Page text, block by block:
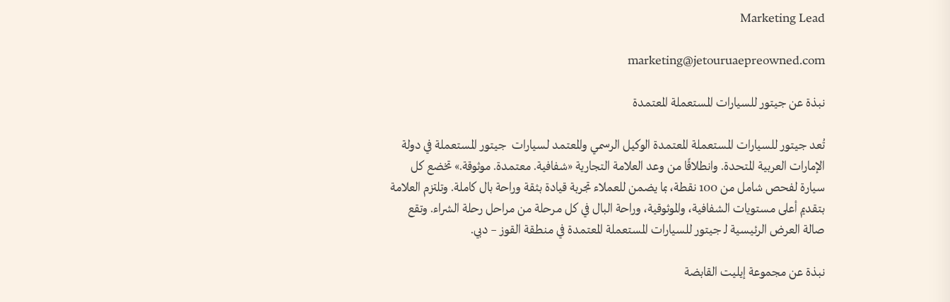
Marketing Lead
marketing@jetouruaepreowned.com
نبذة عن جيتور للسيارات المستعملة المعتمدة
تُعد جيتور للسيارات المستعملة المعتمدة الوكيل الرسمي والمعتمد لسيارات جيتور المستعملة في دولة
الإمارات العربية المتحدة. وانطلاقًا من وعد العلامة التجارية «شفافية. معتمدة. موثوقة.» تخضع كل
سيارة لفحص شامل من 100 نقطة، بما يضمن للعملاء تجربة قيادة بثقة وراحة بال كاملة. وتلتزم العلامة
بتقديم أعلى مستويات الشفافية، والموثوقية، وراحة البال في كل مرحلة من مراحل رحلة الشراء. وتقع
صالة العرض الرئيسية لـ جيتور للسيارات المستعملة المعتمدة في منطقة القوز – دبي.
نبذة عن مجموعة إيليت القابضة